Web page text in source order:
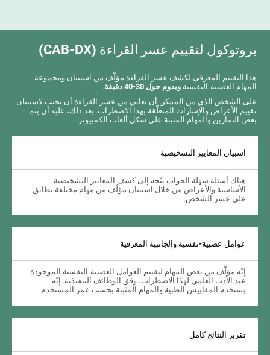
بروتوكول لتقييم عسر القراءة (CAB-DX)
هذا التقييم المعرفي لكشف عسر القراءة مؤلّف من استبيان ومجموعة
المهام العصبية-النفسيةويدوم حول 30-40 دقيقة
.
على الشخص الذي من الممكن أن يعاني من عسر القراءة أن يجيب لاستبيان
تقييم الأعراض والإشارات المتعلّقة بهذا الاضطراب. بعد ذلك، عليه أن يتم
بعض التمارين والمهام المثبتة على شكل ألعاب الكمبيوتر.
اسبيان المعايير التشخيصية
هناك أسئلة سهلة الجواب يتّجه إلى كشف المعايير التشخيصية
الأساسية والأعراض من خلال استبيان مؤلّف من مهام مختلفة تطابق
على عسر الشخص.
عوامل عصبية-نفسية والجانبية المعرفية
إنّه مؤلّف من بعض المهام لتقييم العوامل العصبية-النفسية الموجودة
عند الأدب العلمي لهذا الاضطراب، وفق الوظائف التنفيذية. إنّه
يستخدم المقاييس الطبية والمهام المثبتة بحسب عمر المستخدم.
تقرير النتائج كامل